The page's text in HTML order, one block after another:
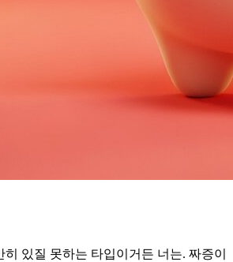
있질 못하는 타입이거든 너는. 짜증이